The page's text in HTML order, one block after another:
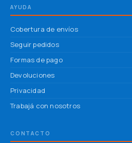
AYUDA
Cobertura de envíos
Seguir pedidos
Formas de pago
Devoluciones
Privacidad
Trabajá con nosotros
CONTACTO